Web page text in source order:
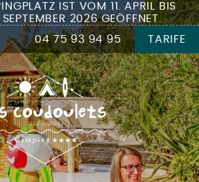
IST VOM 11. APRIL BIS
2026 GEÖFFNET.
04 75 93 94 95
TARIFE